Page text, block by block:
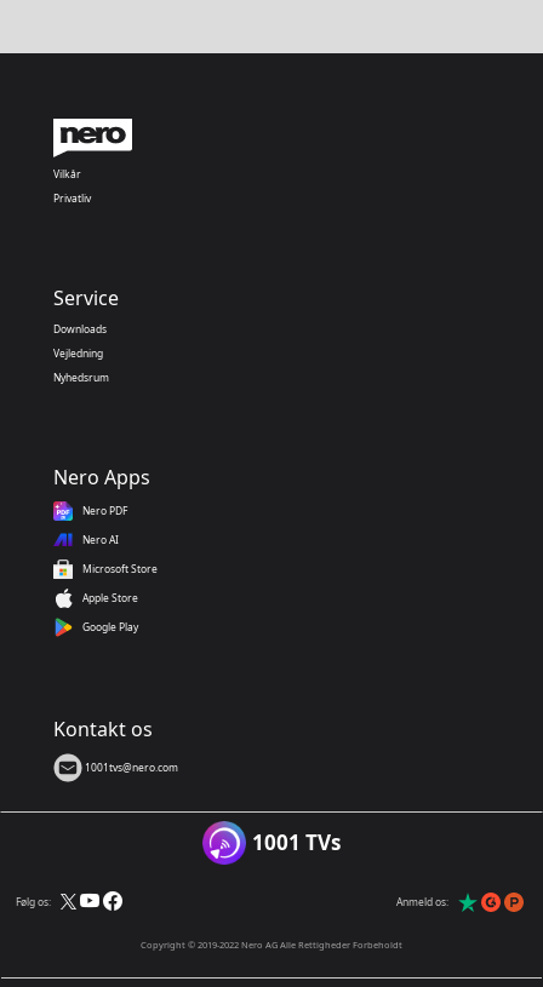
Vilkår
Privatliv
Service
Downloads
Vejledning
Nyhedsrum
Nero Apps
Nero PDF
Nero AI
Microsoft Store
Apple Store
Google Play
Kontakt os
1001tvs@nero.com
1001 TVs
Følg os: Anmeld os:
Copyright © 2019-2022 Nero AG Alle Rettigheder Forbeholdt